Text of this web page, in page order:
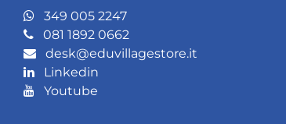
349 005 2247
081 1892 0662
desk@eduvillagestore.it
Linkedin
Youtube